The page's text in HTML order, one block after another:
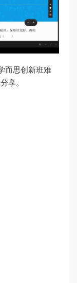
而思创新班难
享。